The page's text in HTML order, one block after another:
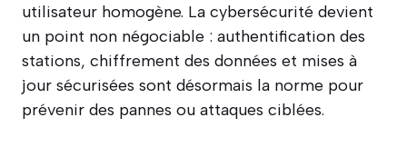
utilisateur homogène. La cybersécurité devient
un point non négociable : authentification des
stations, chiffrement des données et mises à
jour sécurisées sont désormais la norme pour
prévenir des pannes ou attaques ciblées.